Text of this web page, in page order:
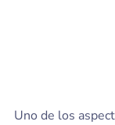
Uno de los